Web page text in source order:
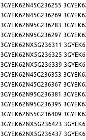
3GYEK62N45G236255
3GYEK62N45G236269
3GYEK62N95G236283
3GYEK62N95G236297
3GYEK62NX5G236311
3GYEK62NX5G236325
3GYEK62NX5G236339
3GYEK62N45G236353
3GYEK62N45G236367
3GYEK62N95G236381
3GYEK62N95G236395
3GYEK62N55G236409
3GYEK62NX5G236423
3GYEK62NX5G236437